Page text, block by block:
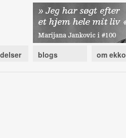
blogs om ekko